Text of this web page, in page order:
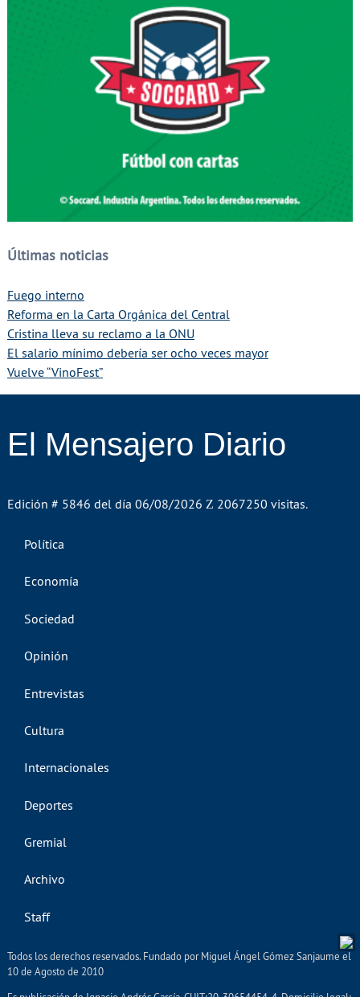
Últimas noticias
Fuego interno
Reforma en la Carta Orgánica del Central
Cristina lleva su reclamo a la ONU
El salario mínimo debería ser ocho veces mayor
Vuelve “VinoFest”
El Mensajero Diario
Edición # 5846 del día 06/08/2026 2067250 visitas.
Política
Economía
Sociedad
Opinión
Entrevistas
Cultura
Internacionales
Deportes
Gremial
Archivo
Staff
Todos los derechos reservados. Fundado por Miguel Ángel Gómez Sanjaume el
10 de Agosto de 2010